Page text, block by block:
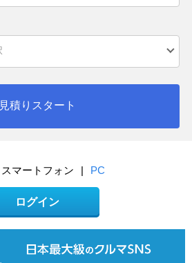
見積りスタート
スマートフォン | PC
ログイン